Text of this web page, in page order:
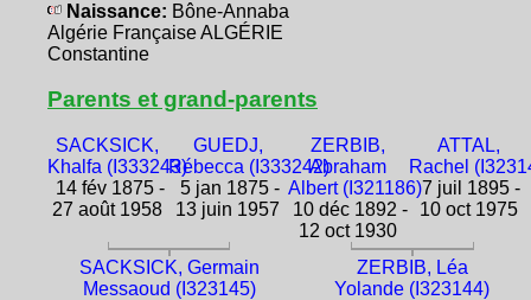
Naissance: Bône-Annaba
Algérie Française ALGÉRIE
Constantine
Parents et grand-parents
SACKSICK,
Khalfa (I333243)
14 fév 1875 -
27 août 1958
GUEDJ,
Rébecca (I333242)
5 jan 1875 -
13 juin 1957
ZERBIB,
Abraham
Albert (I321186)
10 déc 1892 -
12 oct 1930
ATTAL,
Rachel
7 juil 1895 -
10 oct 1975
SACKSICK, Germain
Messaoud (I323145)
ZERBIB, Léa
Yolande (I323144)